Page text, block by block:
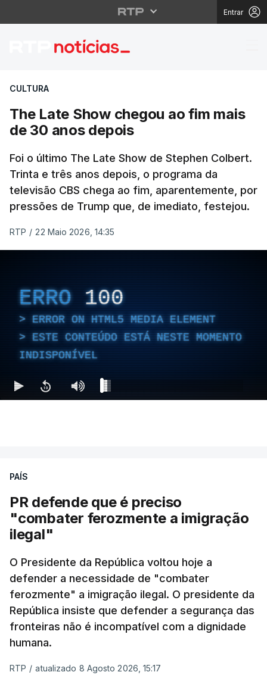
Entrar
The Late Show
CULTURA
The Late Show chegou ao fim mais
de 30 anos depois
Foi o último The Late Show de Stephen Colbert.
Trinta e três anos depois, o programa da
televisão CBS chega ao fim, aparentemente, por
pressões de Trump que, de imediato, festejou.
RTP / 22 Maio 2026, 14:35
ERRO 100
ERROR ON HTML5 MEDIA ELEMENT
ESTE CONTEÚDO ESTÁ NESTE MOMENTO
INDISPONÍVEL
PAÍS
PR defende que é preciso
"combater ferozmente a imigração
ilegal"
O Presidente da República voltou hoje a
defender a necessidade de "combater
ferozmente" a imigração ilegal. O presidente da
República insiste que defender a segurança das
fronteiras não é incompatível com a dignidade
humana.
RTP / atualizado 8 Agosto 2026, 15:17